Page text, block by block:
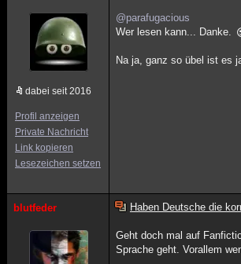
dabei seit 2016
Profil anzeigen
Private Nachricht
Link kopieren
Lesezeichen setzen
@parafugacious
Wer lesen kann... Danke.
Na ja, ganz so übel ist es
blutfeder Haben Deutsche die
Geht doch mal auf
Sprache geht. Vorallem